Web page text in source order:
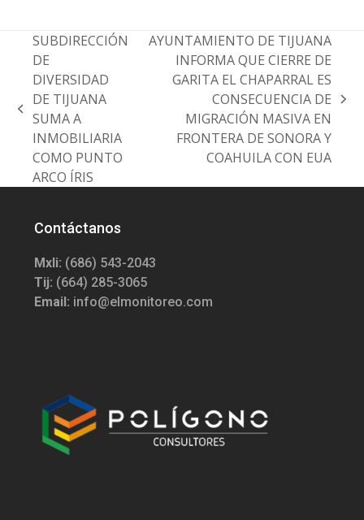
previous
post:
SUBDIRECCIÓN
DE
DIVERSIDAD
DE TIJUANA
SUMA A
INMOBILIARIA
COMO PUNTO
ARCO ÍRIS
AYUNTAMIENTO DE TIJUANA
INFORMA QUE CIERRE DE
GARITA EL CHAPARRAL ES
CONSECUENCIA DE
MIGRACIÓN MASIVA EN
FRONTERA DE SONORA Y
COAHUILA CON EUA
Contáctanos
Mxli: (686) 543-2043
Tij: (664) 285-3065
Email: info@elmonitoreo.com